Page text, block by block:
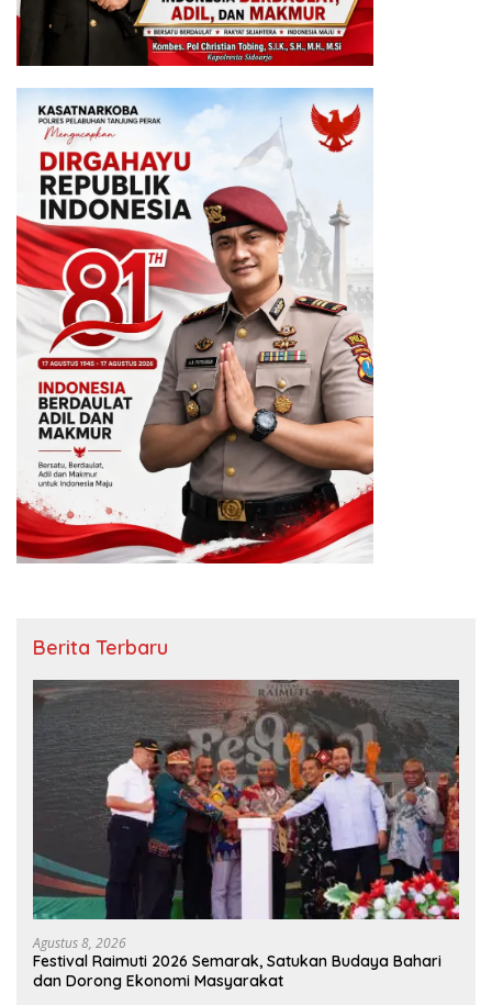
Berita Terbaru
Agustus 8, 2026
Festival Raimuti 2026 Semarak, Satukan Budaya Bahari
dan Dorong Ekonomi Masyarakat